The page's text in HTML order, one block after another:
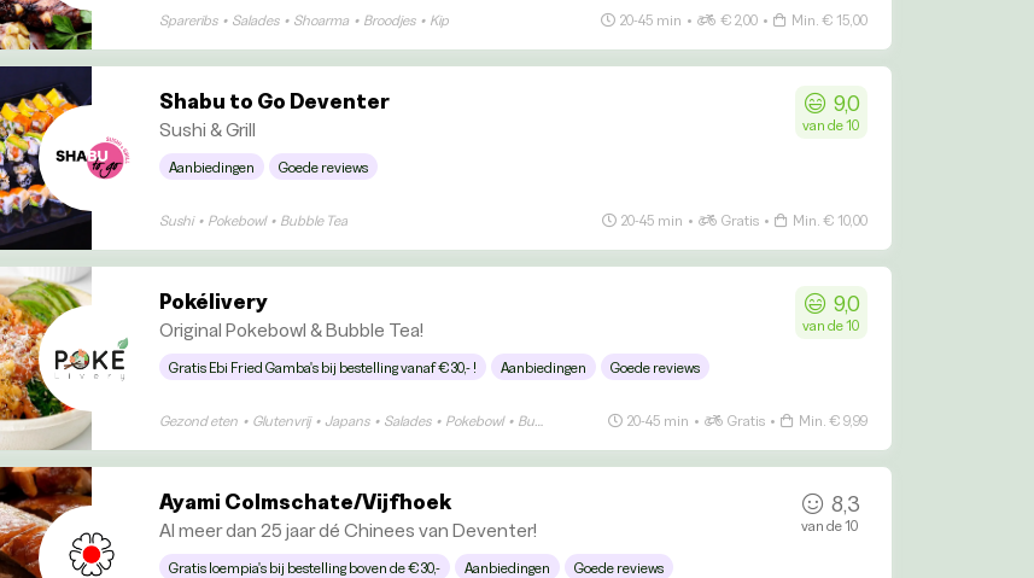
Spareribs • Salades • Shoarma • Broodjes • Kip 20-45 min • € 2,00 • Min. € 15,00
Shabu to Go Deventer
Sushi & Grill
9,0
van de 10
Aanbiedingen Goede reviews
Sushi • Pokebowl • Bubble Tea 20-45 min • Gratis • Min. € 10,00
Pokélivery
Original Pokebowl & Bubble Tea!
9,0
van de 10
Gratis Ebi Fried Gamba's bij bestelling vanaf €30,- ! Aanbiedingen Goede reviews
Gezond eten • Glutenvrij • Japans • Salades • Pokebowl • Bubble Tea Vis 20-45 min • Gratis • Min. € 9,99
Ayami Colmschate/Vijfhoek
Al meer dan 25 jaar dé Chinees van Deventer!
8,3
van de 10
Gratis loempia's bij bestelling boven de €30,- Aanbiedingen Goede reviews